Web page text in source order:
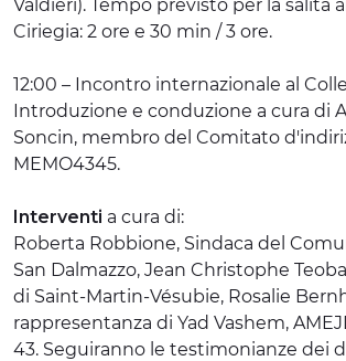
Valdieri). Tempo previsto per la salita
Ciriegia: 2 ore e 30 min / 3 ore.
12:00 – Incontro internazionale al
Introduzione e conduzione a cura di
Soncin, membro del Comitato
MEMO4345.
Interventi a cura di:
Roberta Robbione, Sindaca del
San Dalmazzo, Jean Christophe
di Saint-Martin-Vésubie, Rosalie
rappresentanza di Yad Vashem,
43. Seguiranno le testimonianze dei